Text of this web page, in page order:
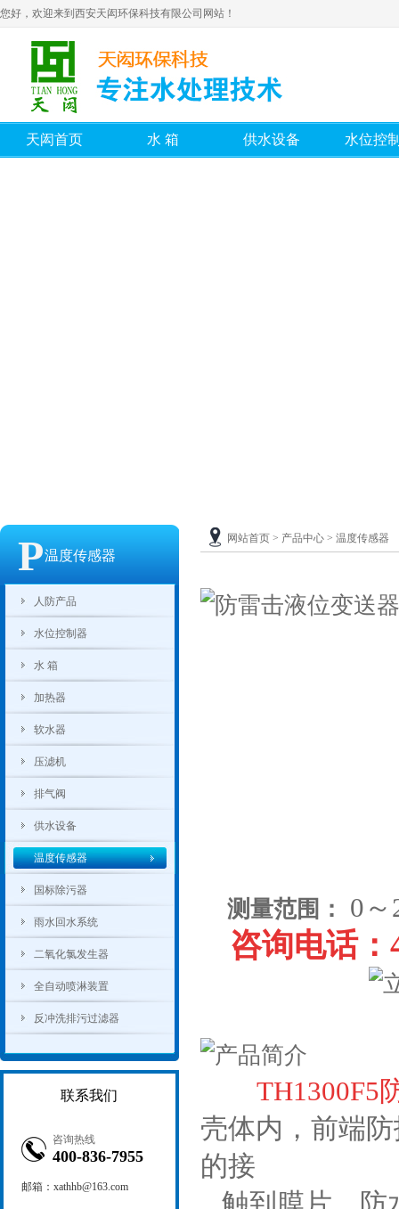
您好，欢迎来到西安天闳环保科技有限公司网站！
天闳首页 水箱 供水设备 水位控
网站首页 > 产品中心 > 温度传感器
测量范围 ： 0
咨询电话：
TH1300F5
壳体内，前端
的接
P温度传感器
人防产品
水位控制器
水箱
加热器
软水器
压滤机
排气阀
供水设备
温度传感器
国标除污器
雨水回水系统
二氧化氯发生器
全自动喷淋装置
反冲洗排污过滤器
联系我们
咨询热线
400-836-7955
邮箱：xathhb@163.com